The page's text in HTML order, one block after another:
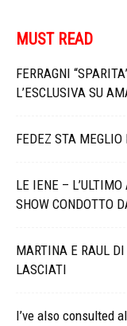
MUST READ
FERRAGNI
L’ESCLUSIVA SU
FEDEZ STA MEGLIO
LE IENE –
SHOW CONDOTTO
MARTINA E RAUL
LASCIATI
I’ve also consulted